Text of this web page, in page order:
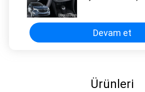
Devam et
Ürünleri